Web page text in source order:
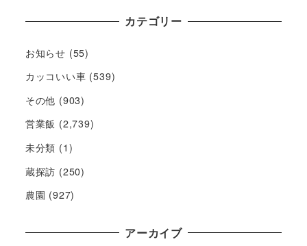
カテゴリー
お知らせ (55)
カッコいい車 (539)
その他 (903)
営業飯 (2,739)
未分類 (1)
蔵探訪 (250)
農園 (927)
アーカイブ